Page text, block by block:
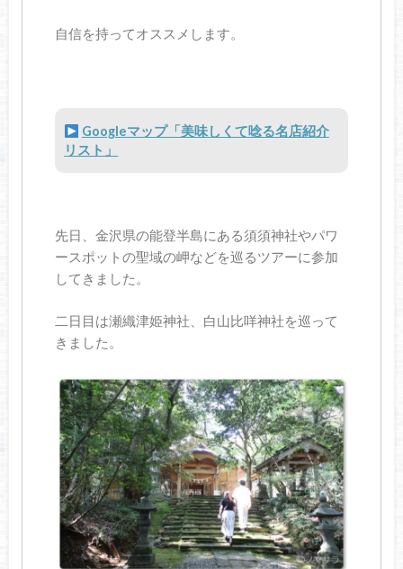
自信を持ってオススメします。
Googleマップ「美味しくて唸る名店紹介
リスト」
先日、金沢県の能登半島にある須須神社やパワ
ースポットの聖域の岬などを巡るツアーに参加
してきました。
二日目は瀬織津姫神社、白山比咩神社を巡って
きました。